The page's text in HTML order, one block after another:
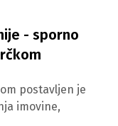
- sporno
postavljen je
imovine,